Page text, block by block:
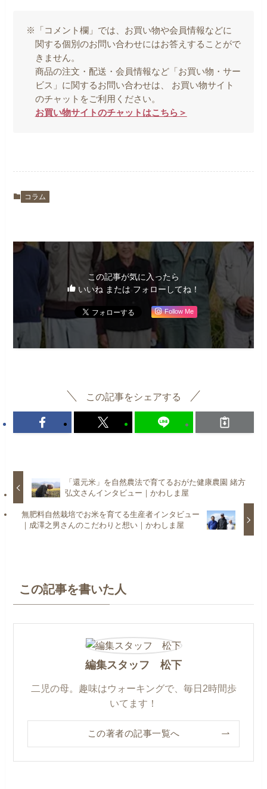
※「コメント欄」では、お買い物や会員情報などに
関する個別のお問い合わせにはお答えすることがで
きません。
商品の注文・配送・会員情報など「お買い物・サー
ビス」に関するお問い合わせは、 お買い物サイト
のチャットをご利用ください。
お買い物サイトのチャットはこちら＞
コラム
この記事が気に入ったら
いいね または フォローしてね！
Follow Me
この記事をシェアする
「還元米」を自然農法で育てるおがた健康農園 緒方
弘文さんインタビュー｜かわしま屋
無肥料自然栽培でお米を育てる生産者インタビュー
｜成澤之男さんのこだわりと想い｜かわしま屋
この記事を書いた人
編集スタッフ 松下
二児の母。趣味はウォーキングで、毎日2時間歩
いてます！
この著者の記事一覧へ